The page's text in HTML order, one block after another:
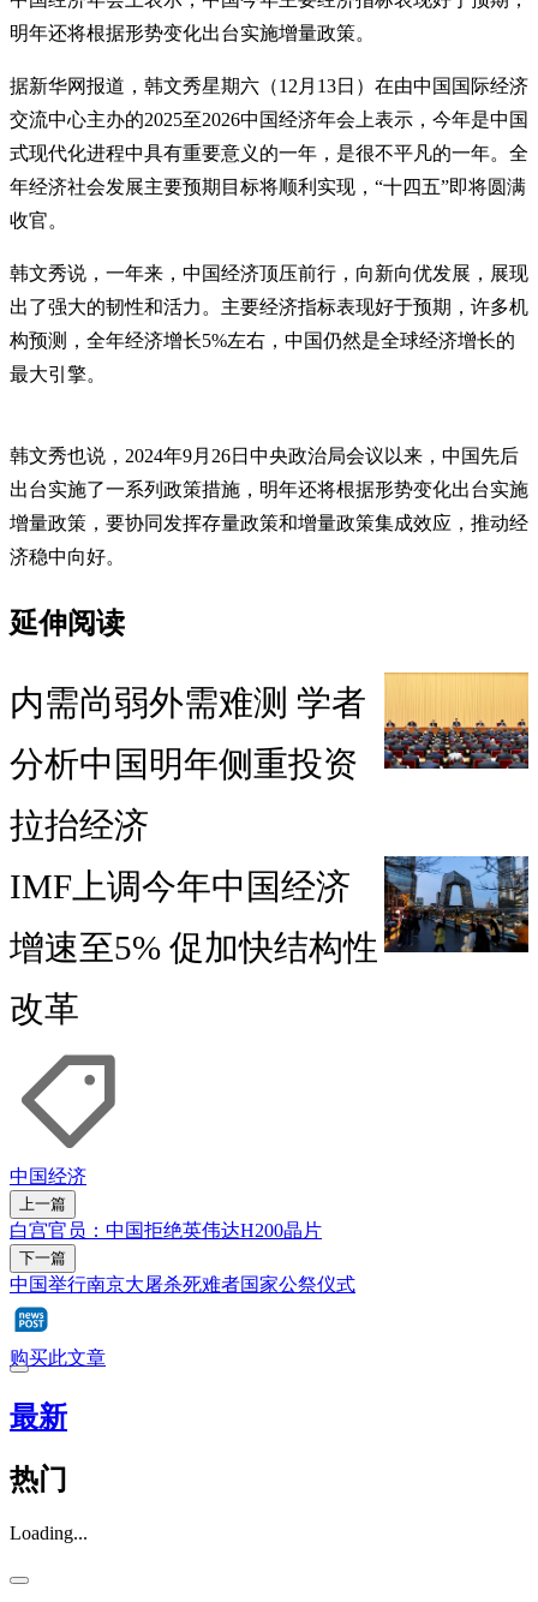
明年还将根据形势变化出台实施增量政策。
据新华网报道，韩文秀星期六（12月13日）在由中国国际经济
交流中心主办的2025至2026中国经济年会上表示，今年是中国
式现代化进程中具有重要意义的一年，是很不平凡的一年。全
年经济社会发展主要预期目标将顺利实现，“十四五”即将圆满
收官。
韩文秀说，一年来，中国经济顶压前行，向新向优发展，展现
出了强大的韧性和活力。主要经济指标表现好于预期，许多机
构预测，全年经济增长5%左右，中国仍然是全球经济增长的
最大引擎。
韩文秀也说，2024年9月26日中央政治局会议以来，中国先后
出台实施了一系列政策措施，明年还将根据形势变化出台实施
增量政策，要协同发挥存量政策和增量政策集成效应，推动经
济稳中向好。
延伸阅读
内需尚弱外需难测 学者
分析中国明年侧重投资
拉抬经济
IMF上调今年中国经济
增速至5% 促加快结构性
改革
中国经济
上一篇
白宫官员：中国拒绝英伟达H200晶片
下一篇
中国举行南京大屠杀死难者国家公祭仪式
购买此文章
最新
热门
Loading...